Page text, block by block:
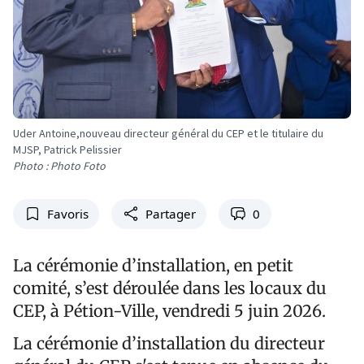
Uder Antoine,nouveau directeur général du CEP et le titulaire du
MJSP, Patrick Pelissier
Photo : Photo Foto
Favoris Partager 0
La cérémonie d’installation, en petit
comité, s’est déroulée dans les locaux du
CEP, à Pétion-Ville, vendredi 5 juin 2026.
La cérémonie d’installation du directeur